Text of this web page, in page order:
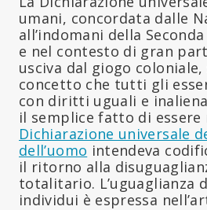
umani, concordata dalle
all’indomani della
e nel contesto di gran
usciva dal giogo coloniale,
concetto che tutti gli
con diritti uguali e
il semplice fatto di essere
Dichiarazione universale
dell’uomo intendeva
il ritorno alla
totalitario. L’uguaglianza
individui è espressa